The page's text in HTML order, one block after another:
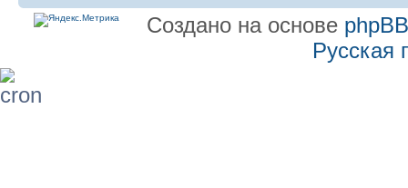
Создано на основе phpBB
Русская